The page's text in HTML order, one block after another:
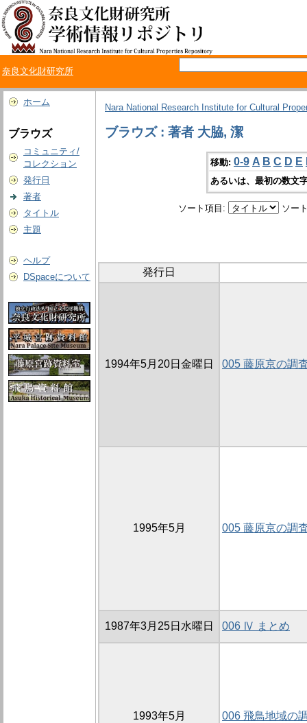
奈良文化財研究所
ホーム
ブラウズ
コミュニティ/
コレクション
発行日
著者
タイトル
主題
ヘルプ
DSpaceについて
Nara National Research Institute for Cultural
ブラウズ : 著者 大脇, 潔
移動: 0-9 A B C D E
あるいは、最初の数文
ソート項目: ソー
発行日
1994年5月20日金曜日 005 藤原京の調
1995年5月 005 藤原京の調
1987年3月25日水曜日 006 Ⅳ まとめ
1993年5月 006 飛鳥地域の